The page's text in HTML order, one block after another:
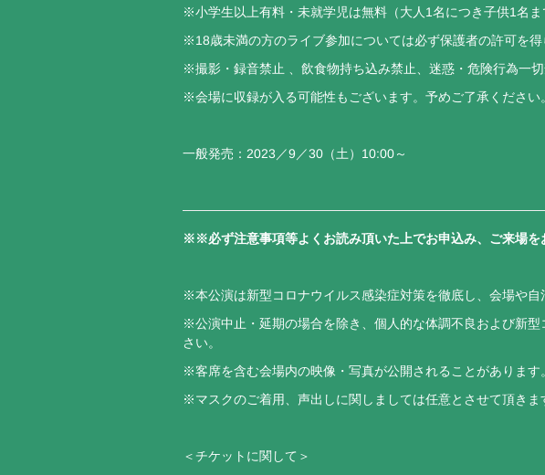
※小学生以上有料・未就学児は無料（大人1名につき子供1名ま
※18歳未満の方のライブ参加については必ず保護者の許可を得
※撮影・録音禁止 、飲食物持ち込み禁止、迷惑・危険行為一切
※会場に収録が入る可能性もございます。予めご了承ください
一般発売：2023／9／30（土）10:00～
※※必ず注意事項等よくお読み頂いた上でお申込み、ご来場
※本公演は新型コロナウイルス感染症対策を徹底し、会場や自
※公演中止・延期の場合を除き、個人的な体調不良および新
さい。
※客席を含む会場内の映像・写真が公開されることがあります
※マスクのご着用、声出しに関しましては任意とさせて頂き
＜チケットに関して＞